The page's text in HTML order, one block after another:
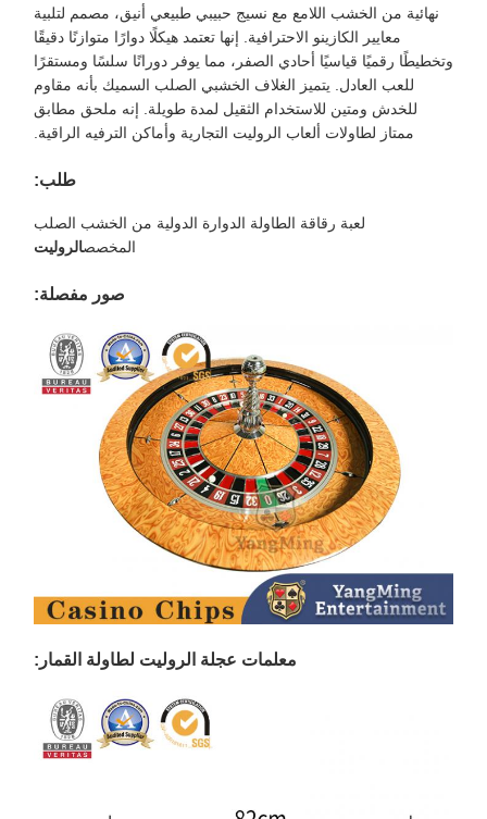
نهائية من الخشب اللامع مع نسيج حبيبي طبيعي أنيق، مصمم لتلبية
معايير الكازينو الاحترافية. إنها تعتمد هيكلًا دوارًا متوازنًا دقيقًا
وتخطيطًا رقميًا قياسيًا أحادي الصفر، مما يوفر دورانًا سلسًا ومستقرًا
للعب العادل. يتميز الغلاف الخشبي الصلب السميك بأنه مقاوم
للخدش ومتين للاستخدام الثقيل لمدة طويلة. إنه ملحق مطابق
ممتاز لطاولات ألعاب الروليت التجارية وأماكن الترفيه الراقية.
طلب:
لعبة رقاقة الطاولة الدوارة الدولية من الخشب الصلب
المخصصالروليت
صور مفصلة:
معلمات عجلة الروليت لطاولة القمار: